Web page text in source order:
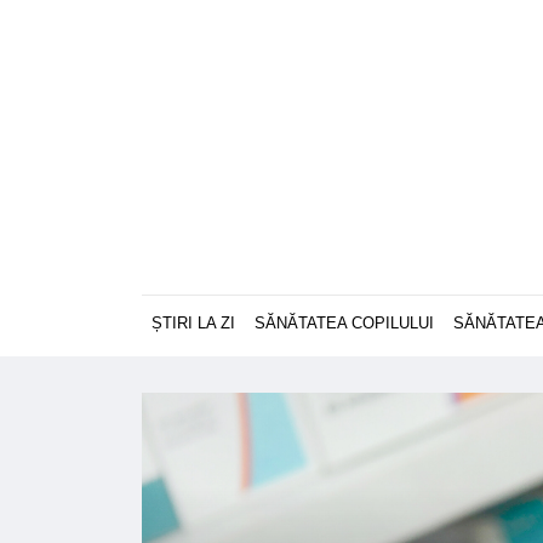
ȘTIRI LA ZI SĂNĂTATEA COPILULUI